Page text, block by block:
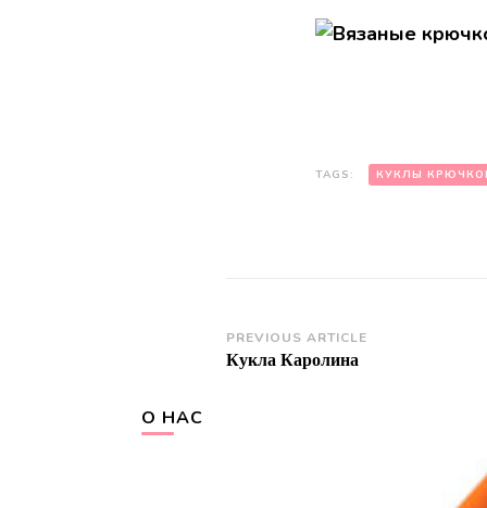
TAGS: КУКЛЫ
Post
Navigation
PREVIOUS ARTICLE
Кукла Каролина
О НАС